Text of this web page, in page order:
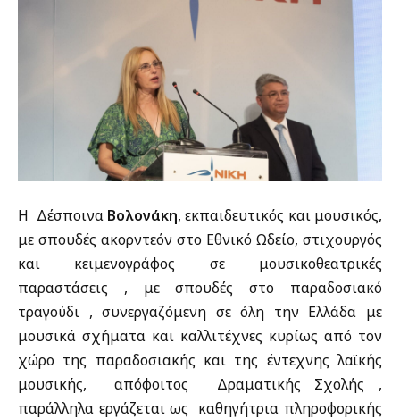
Η ΔέσποιναΒολονάκη, εκπαιδευτικός και μουσικός,
με σπουδές ακορντεόν στο Εθνικό Ωδείο, στιχουργός
και κειμενογράφος σε μουσικοθεατρικές
παραστάσεις , με σπουδές στο παραδοσιακό
τραγούδι , συνεργαζόμενη σε όλη την Ελλάδα με
μουσικά σχήματα και καλλιτέχνες κυρίως από τον
χώρο της παραδοσιακής και της έντεχνης λαϊκής
μουσικής, απόφοιτος Δραματικής Σχολής ,
παράλληλα εργάζεται ως καθηγήτρια πληροφορικής